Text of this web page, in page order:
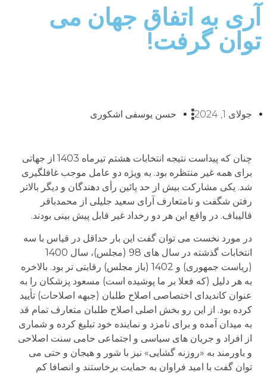
آری به اتفاق جهان می
توان گرفت!
جولای 1, 2024 حسن یوسفی اشکوری
چنان که پیداست نتیجه انتخابات هشتم تیرماه 1403 از جهاتی
برای همه غیر منتظره بود. به ویژه دو عامل موجب غافلگیری
شد. یکی مشارکت بیش از حد پائین رأی دهندگان و دیگر بالاتر
رفتن شگفت و نامتعارف آرای سعید جلیلی از محمدباقر
قالیباف. در واقع این هر دو رخداد غیر قابل پیش بینی بودند.
در مورد نخست می توان گفت این بار حداقل در قیاس با سه
انتخابات گذشته در سال های 98 (مجلس)، سال 1400
(ریاست جمهوری) و 1402 (باز مجلس) رقابتی تر بود. بالاخره
به هر دلیل (که فعلا بر ما پوشیده است) مسعود پزشکان را به
عنوان کاندیدای اختصاصی اصلاح طلبان (جبهه اصلاحات) تأیید
کرده بود. از این رو بخش اصلی اصلاح طلبان متعارف تمام قد
به میدان آمده و برای نامزد و نماینده خود تبلیغ کرده و شماری
از افراد و جریان های سیاسی و اجتماعی حامی سنت اصلاحی
و باورمند به «روزنه گشایی» نیز با شور و هیجان و حتی می
توان گفت با امید فراوان به حمایت برخاستند و انصافا کم